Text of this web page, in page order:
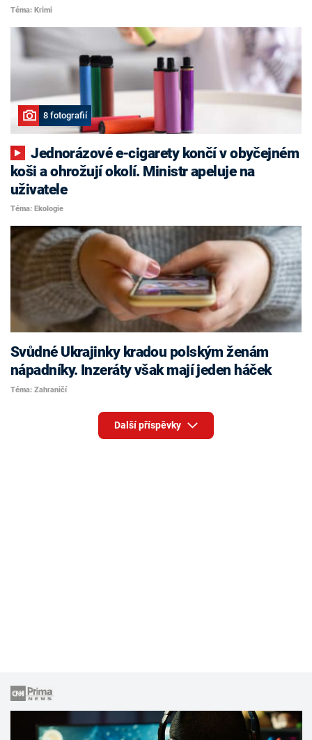
Téma: Krimi
8 fotografií
Jednorázové e-cigarety končí v obyčejném
koši a ohrožují okolí. Ministr apeluje na
uživatele
Téma: Ekologie
Svůdné Ukrajinky kradou polským ženám
nápadníky. Inzeráty však mají jeden háček
Téma: Zahraničí
Další příspěvky